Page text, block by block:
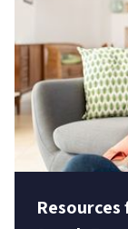
Niveau
Tous
Élémentaire
Secondaire